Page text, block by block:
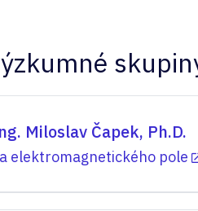
Miloslav Čapek, Ph.D.
elektromagnetického pole